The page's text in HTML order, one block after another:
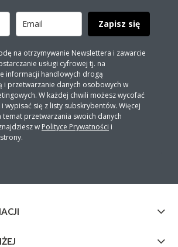
Zapisz się
na otrzymywanie Newslettera i zawarcie
usługi cyfrowej tj. na
informacji handlowych drogą
i przetwarzanie danych osobowych w
W każdej chwili możesz wycofać
wypisać się z listy subskrybentów. Więcej
temat przetwarzania swoich danych
w Polityce Prywatności i
strony.